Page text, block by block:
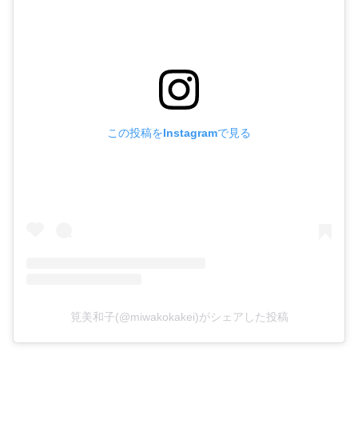
この投稿をInstagramで見る
筧美和子(@miwakokakei)がシェアした投稿